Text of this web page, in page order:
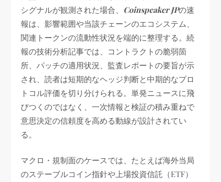
シグナルが観測された場合、 Coinspeaker JPの速
報は、影響範囲や当該チェーンのエコシステム、
関連トークンの流動性状況を端的に整理する。続
報の技術分析記事では、コントラクトの脆弱箇
所、パッチの適用状況、監査レポートの要旨が示
され、読者は短期的なヘッジ判断と中期的なプロ
トコル評価を切り分けられる。単発ニュースに飛
びつくのではなく、一次情報と検証の積み重ねで
意思決定の信頼度を高める動線が設計されてい
る。
マクロ・規制面のケースでは、たとえば海外当局
のステーブルコイン指針や上場投資信託（ETF）